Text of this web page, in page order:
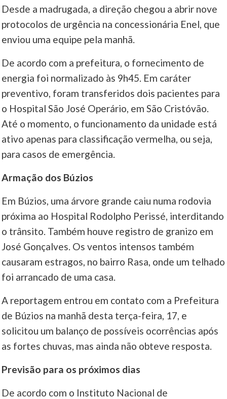
Desde a madrugada, a direção chegou a abrir nove
protocolos de urgência na concessionária Enel, que
enviou uma equipe pela manhã.
De acordo com a prefeitura, o fornecimento de
energia foi normalizado às 9h45. Em caráter
preventivo, foram transferidos dois pacientes para
o Hospital São José Operário, em São Cristóvão.
Até o momento, o funcionamento da unidade está
ativo apenas para classificação vermelha, ou seja,
para casos de emergência.
Armação dos Búzios
Em Búzios, uma árvore grande caiu numa rodovia
próxima ao Hospital Rodolpho Perissé, interditando
o trânsito. Também houve registro de granizo em
José Gonçalves. Os ventos intensos também
causaram estragos, no bairro Rasa, onde um telhado
foi arrancado de uma casa.
A reportagem entrou em contato com a Prefeitura
de Búzios na manhã desta terça-feira, 17, e
solicitou um balanço de possíveis ocorrências após
as fortes chuvas, mas ainda não obteve resposta.
Previsão para os próximos dias
De acordo com o Instituto Nacional de